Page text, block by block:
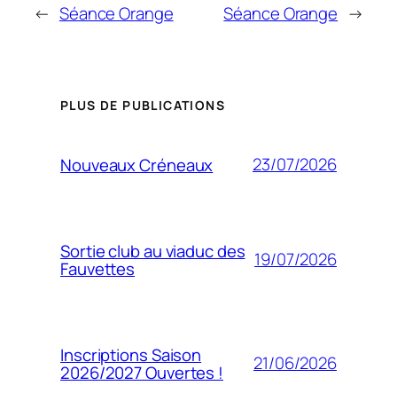
← Séance Orange Séance Orange →
PLUS DE PUBLICATIONS
Nouveaux Créneaux 23/07/2026
Sortie club au viaduc des
Fauvettes 19/07/2026
Inscriptions Saison
2026/2027 Ouvertes ! 21/06/2026